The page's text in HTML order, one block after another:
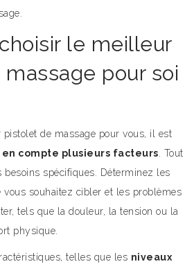
le meilleur
pour soi
de massage pour vous, il est
compte plusieurs facteurs . Tout
besoins spécifiques. Déterminez les
vous souhaitez cibler et les problèmes
tels que la douleur, la tension ou la
physique.
telles que les niveaux